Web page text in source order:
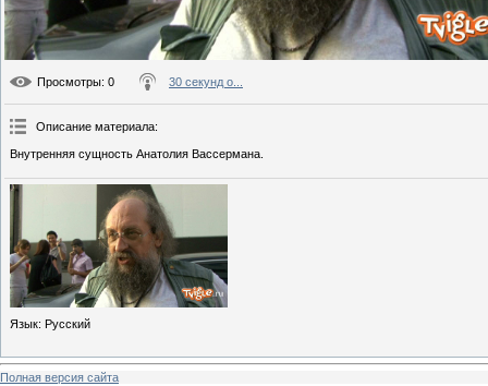
Просмотры: 0 30 секунд о...
Описание материала:
Внутренняя сущность Анатолия Вассермана.
Язык: Русский
Полная версия сайта